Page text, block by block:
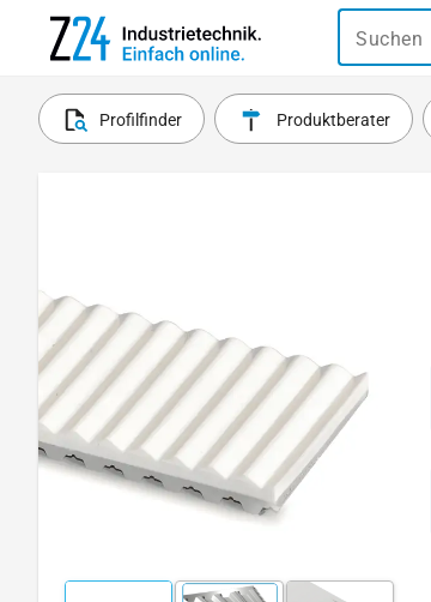
Suchen
Profilfinder Produktberater